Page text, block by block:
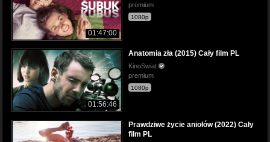
01:47:00
premium
1080p
01:56:46
Anatomia zła (2015) Cały film PL
KinoSwiat
premium
1080p
Prawdziwe życie aniołów (2022) Cały
film PL